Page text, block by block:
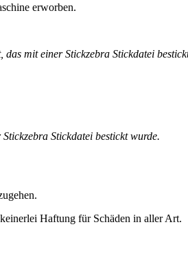
erworben.
mit einer Stickzebra Stickdatei
Stickdatei bestickt wurde.
Haftung für Schäden in aller Art.